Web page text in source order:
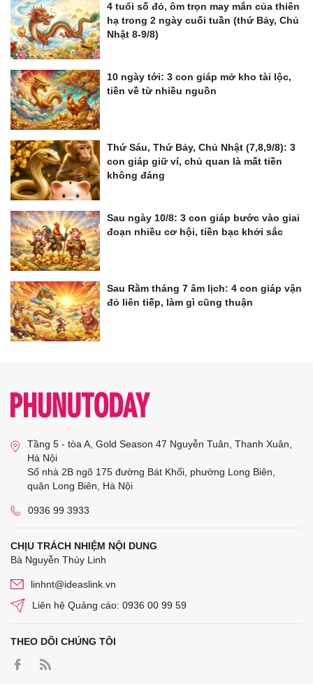
4 tuổi số đỏ, ôm trọn may mắn của thiên
hạ trong 2 ngày cuối tuần (thứ Bảy, Chủ
Nhật 8-9/8)
10 ngày tới: 3 con giáp mở kho tài lộc,
tiền về từ nhiều nguồn
Thứ Sáu, Thứ Bảy, Chủ Nhật (7,8,9/8): 3
con giáp giữ ví, chủ quan là mất tiền
không đáng
Sau ngày 10/8: 3 con giáp bước vào giai
đoạn nhiều cơ hội, tiền bạc khởi sắc
Sau Rằm tháng 7 âm lịch: 4 con giáp vận
đỏ liên tiếp, làm gì cũng thuận
Tầng 5 - tòa A, Gold Season 47 Nguyễn Tuân, Thanh Xuân,
Hà Nội
Số nhà 2B ngõ 175 đường Bát Khối, phường Long Biên,
quận Long Biên, Hà Nội
0936 99 3933
CHỊU TRÁCH NHIỆM NỘI DUNG
Bà Nguyễn Thùy Linh
linhnt@ideaslink.vn
Liên hệ Quảng cáo: 0936 00 99 59
THEO DÕI CHÚNG TÔI